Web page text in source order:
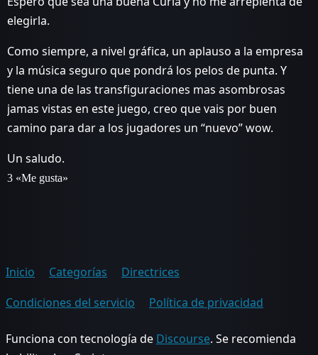
elegirla.
Como siempre, a nivel gráfica, un aplauso a la empresa
y la música seguro que pondrá los pelos de punta. Y
tiene una de las transfiguraciones mas asombrosas
jamas vistas en este juego, creo que vais por buen
camino para dar a los jugadores un “nuevo” wow.
Un saludo.
3 «Me gusta»
Inicio Categorías
Directrices
Condiciones del servicio
Política de privacidad
Funciona con tecnología de Discourse. Se recomienda